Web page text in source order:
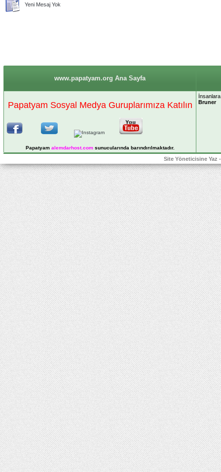
Yeni Mesaj Yok
www.papatyam.org Ana Sayfa
Papatyam Sosyal Medya Guruplarımıza Katılın
Papatyam alemdarhost.comsunucularında barındırılmaktadır.
Bruner
Site Yöneticisine Yaz